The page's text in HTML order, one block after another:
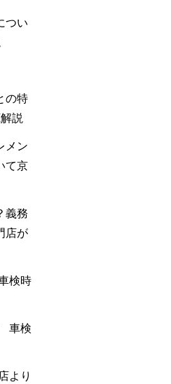
つい
の特
説
メン
て京
義務
店が
検時
車検
より